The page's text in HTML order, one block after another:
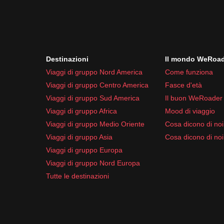
Repellente per insetti
Farmaci di base come antidolorifici e
Preparati per goderti al meglio l'Albania, un
Destinazioni
Viaggi di gruppo Nord America
Viaggi di gruppo Centro America
Viaggi di gruppo Sud America
Viaggi di gruppo Africa
Viaggi di gruppo Medio Oriente
Viaggi di gruppo Asia
Viaggi di gruppo Europa
Viaggi di gruppo Nord Europa
Tutte le destinazioni
Il mondo
Come funziona
Fasce d'età
Il buon WeRoader
Mood di viaggio
Cosa dicono di
Cosa dicono di